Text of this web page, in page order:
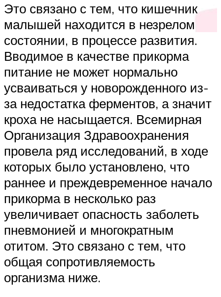
Это связано с тем, что кишечник
малышей находится в незрелом
состоянии, в процессе развития.
Вводимое в качестве прикорма
питание не может нормально
усваиваться у новорожденного из-
за недостатка ферментов, а значит
кроха не насыщается. Всемирная
Организация Здравоохранения
провела ряд исследований, в ходе
которых было установлено, что
раннее и преждевременное начало
прикорма в несколько раз
увеличивает опасность заболеть
пневмонией и многократным
отитом. Это связано с тем, что
общая сопротивляемость
организма ниже.